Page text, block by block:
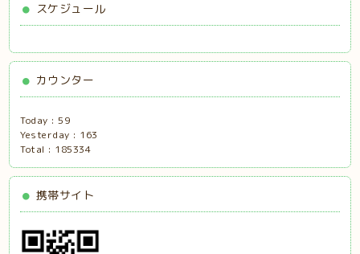
スケジュール
カウンター
Today :59
Yesterday : 163
Total : 185334
携帯サイト